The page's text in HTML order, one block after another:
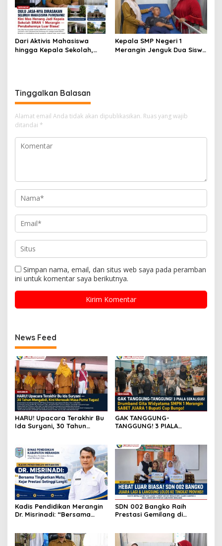
Dari Aktivis Mahasiswa
hingga Kepala Sekolah,
Kepala SMP Negeri 1
Merangin Jenguk Dua Siswa
Tinggalkan Balasan
Alamat email Anda tidak akan dipublikasikan. Ruas yang wajib
ditandai *
Simpan nama, email, dan situs web saya pada peramban
ini untuk komentar saya berikutnya.
News Feed
HARU! Upacara Terakhir Bu
Ida Suryani, 30 Tahun
GAK TANGGUNG-
TANGGUNG! 3 PIALA
Merangin SABET JUARA 1
Bupati Cup Bungo!
Kadis Pendidikan Merangin
Dr. Misrinadi: “Bersama
SDN 002 Bangko Raih
Prestasi Gemilang di
Provinsi